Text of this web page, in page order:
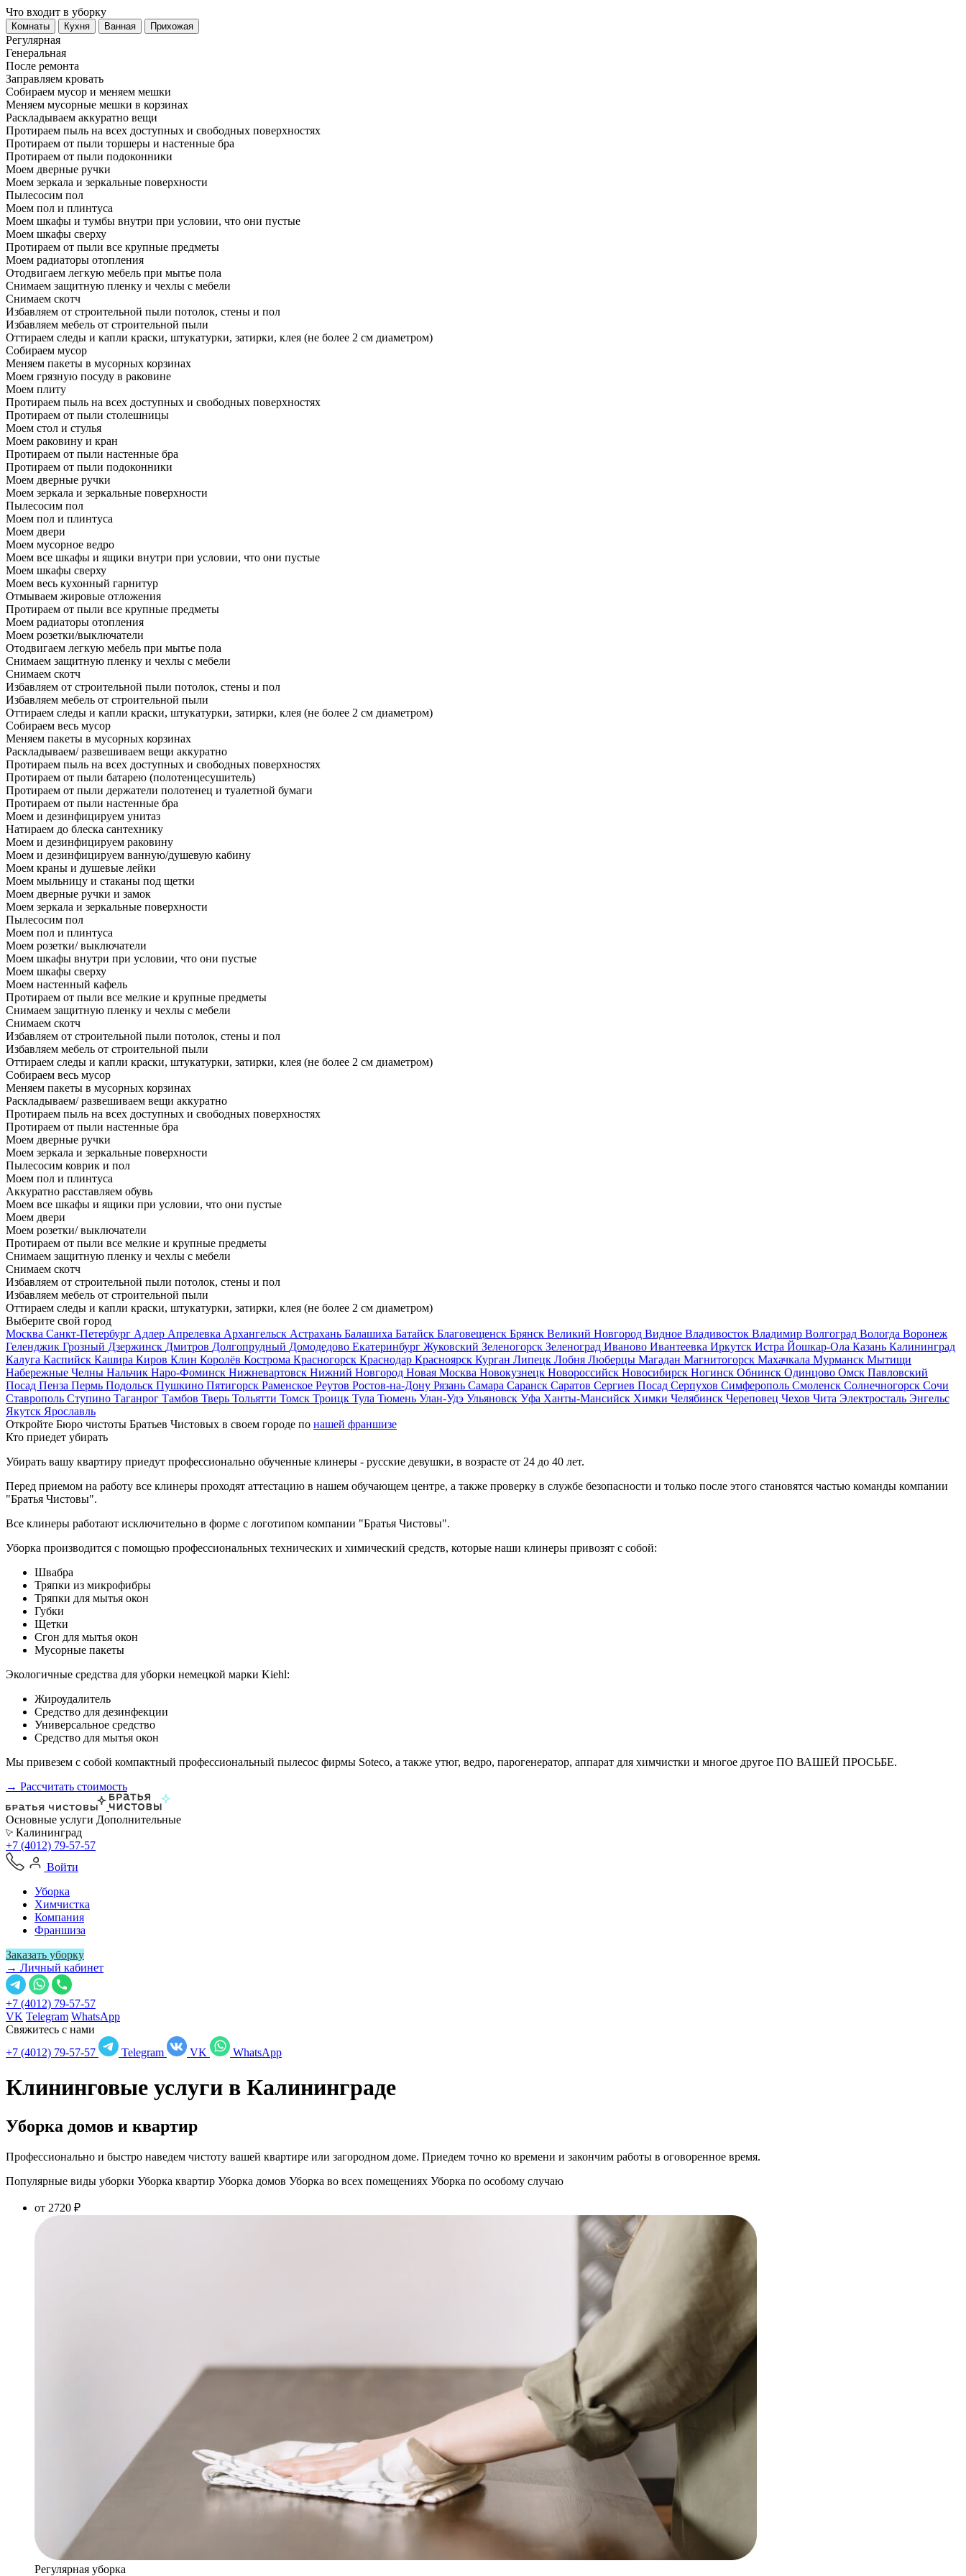
Что входит в уборку
Регу­лярная
Гене­ральная
После ремонта
Заправляем кровать
Собираем мусор и меняем мешки
Меняем мусорные мешки в корзинах
Раскладываем аккуратно вещи
Протираем пыль на всех доступных и свободных поверхностях
Протираем от пыли торшеры и настенные бра
Протираем от пыли подоконники
Моем дверные ручки
Моем зеркала и зеркальные поверхности
Пылесосим пол
Моем пол и плинтуса
Моем шкафы и тумбы внутри при условии, что они пустые
Моем шкафы сверху
Протираем от пыли все крупные предметы
Моем радиаторы отопления
Отодвигаем легкую мебель при мытье пола
Снимаем защитную пленку и чехлы с мебели
Снимаем скотч
Избавляем от строительной пыли потолок, стены и пол
Избавляем мебель от строительной пыли
Оттираем следы и капли краски, штукатурки, затирки, клея (не более 2 см диаметром)
Собираем мусор
Меняем пакеты в мусорных корзинах
Моем грязную посуду в раковине
Моем плиту
Протираем пыль на всех доступных и свободных поверхностях
Протираем от пыли столешницы
Моем стол и стулья
Моем раковину и кран
Протираем от пыли настенные бра
Протираем от пыли подоконники
Моем дверные ручки
Моем зеркала и зеркальные поверхности
Пылесосим пол
Моем пол и плинтуса
Моем двери
Моем мусорное ведро
Моем все шкафы и ящики внутри при условии, что они пустые
Моем шкафы сверху
Моем весь кухонный гарнитур
Отмываем жировые отложения
Протираем от пыли все крупные предметы
Моем радиаторы отопления
Моем розетки/выключатели
Отодвигаем легкую мебель при мытье пола
Снимаем защитную пленку и чехлы с мебели
Снимаем скотч
Избавляем от строительной пыли потолок, стены и пол
Избавляем мебель от строительной пыли
Оттираем следы и капли краски, штукатурки, затирки, клея (не более 2 см диаметром)
Собираем весь мусор
Меняем пакеты в мусорных корзинах
Раскладываем/ развешиваем вещи аккуратно
Протираем пыль на всех доступных и свободных поверхностях
Протираем от пыли батарею (полотенцесушитель)
Протираем от пыли держатели полотенец и туалетной бумаги
Протираем от пыли настенные бра
Моем и дезинфицируем унитаз
Натираем до блеска сантехнику
Моем и дезинфицируем раковину
Моем и дезинфицируем ванную/душевую кабину
Моем краны и душевые лейки
Моем мыльницу и стаканы под щетки
Моем дверные ручки и замок
Моем зеркала и зеркальные поверхности
Пылесосим пол
Моем пол и плинтуса
Моем розетки/ выключатели
Моем шкафы внутри при условии, что они пустые
Моем шкафы сверху
Моем настенный кафель
Протираем от пыли все мелкие и крупные предметы
Снимаем защитную пленку и чехлы с мебели
Снимаем скотч
Избавляем от строительной пыли потолок, стены и пол
Избавляем мебель от строительной пыли
Оттираем следы и капли краски, штукатурки, затирки, клея (не более 2 см диаметром)
Собираем весь мусор
Меняем пакеты в мусорных корзинах
Раскладываем/ развешиваем вещи аккуратно
Протираем пыль на всех доступных и свободных поверхностях
Протираем от пыли настенные бра
Моем дверные ручки
Моем зеркала и зеркальные поверхности
Пылесосим коврик и пол
Моем пол и плинтуса
Аккуратно расставляем обувь
Моем все шкафы и ящики при условии, что они пустые
Моем двери
Моем розетки/ выключатели
Протираем от пыли все мелкие и крупные предметы
Снимаем защитную пленку и чехлы с мебели
Снимаем скотч
Избавляем от строительной пыли потолок, стены и пол
Избавляем мебель от строительной пыли
Оттираем следы и капли краски, штукатурки, затирки, клея (не более 2 см диаметром)
Выберите свой город
Москва Санкт-Петербург Адлер Апрелевка Архангельск Астрахань Балашиха Батайск Благовещенск Брянск Великий Новгород Видное Владивосток Владимир Волгоград Вологда Воронеж
Геленджик Грозный Дзержинск Дмитров Долгопрудный Домодедово Екатеринбург Жуковский Зеленогорск Зеленоград Иваново Ивантеевка Иркутск Истра Йошкар-Ола Казань Калининград
Калуга Каспийск Кашира Киров Клин Королёв Кострома Красногорск Краснодар Красноярск Курган Липецк Лобня Люберцы Магадан Магнитогорск Махачкала Мурманск Мытищи
Набережные Челны Нальчик Наро-Фоминск Нижневартовск Нижний Новгород Новая Москва Новокузнецк Новороссийск Новосибирск Ногинск Обнинск Одинцово Омск Павловский
Посад Пенза Пермь Подольск Пушкино Пятигорск Раменское Реутов Ростов-на-Дону Рязань Самара Саранск Саратов Сергиев Посад Серпухов Симферополь Смоленск Солнечногорск Сочи
Ставрополь Ступино Таганрог Тамбов Тверь Тольятти Томск Троицк Тула Тюмень Улан-Удэ Ульяновск Уфа Ханты-Мансийск Химки Челябинск Череповец Чехов Чита Электросталь Энгельс
Якутск Ярославль
Откройте Бюро чистоты Братьев Чистовых в своем городе по нашей франшизе
Кто приедет убирать
Убирать вашу квартиру приедут профессионально обученные клинеры - русские девушки, в возрасте от 24 до 40 лет.
Перед приемом на работу все клинеры проходят аттестацию в нашем обучающем центре, а также проверку в службе безопасности и только после этого становятся частью команды компании
"Братья Чистовы".
Все клинеры работают исключительно в форме с логотипом компании "Братья Чистовы".
Уборка производится с помощью профессиональных технических и химический средств, которые наши клинеры привозят с собой:
Швабра
Тряпки из микрофибры
Тряпки для мытья окон
Губки
Щетки
Сгон для мытья окон
Мусорные пакеты
Экологичные средства для уборки немецкой марки Kiehl:
Жироудалитель
Средство для дезинфекции
Универсальное средство
Средство для мытья окон
Мы привезем с собой компактный профессиональный пылесос фирмы Soteco, а также утюг, ведро, парогенератор, аппарат для химчистки и многое другое ПО ВАШЕЙ ПРОСЬБЕ.
→ Рассчитать стоимость
Основные услуги Дополнительные
Калининград
+7 (4012) 79-57-57
Войти
Уборка
Химчистка
Компания
Франшиза
Заказать уборку
→ Личный кабинет
+7 (4012) 79-57-57
VK Telegram WhatsApp
Свяжитесь с нами
+7 (4012) 79-57-57
Telegram VK WhatsApp
Клининговые услуги в Калининграде
Уборка домов и квартир
Профессионально и быстро наведем чистоту вашей квартире или загородном доме. Приедем точно ко времени и закончим работы в оговоренное время.
Популярные виды уборки Уборка квартир Уборка домов Уборка во всех помещениях Уборка по особому случаю
от 2720 ₽
Регулярная уборка